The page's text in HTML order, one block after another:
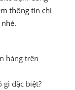
thông tin chi
hàng trên
gì đặc biệt?